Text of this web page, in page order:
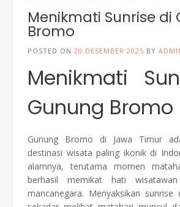
Menikmati Sunrise di
Bromo
POSTED ON 20 DESEMBER 2025 BY
Menikmati
Gunung Bromo
Gunung Bromo di Jawa Timur
destinasi wisata paling ikonik di
alamnya, terutama momen
berhasil memikat hati
mancanegara. Menyaksikan